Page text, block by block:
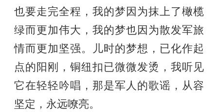
也要走完全程，我的梦因为抹上了橄榄
绿而更加伟大，我的梦也因为散发军旅
情而更加坚强。儿时的梦想，已化作起
点的阳刚，铜纽扣已微微发烫，我听见
它在轻轻吟唱，那是军人的歌谣，从容
坚定，永远嘹亮。